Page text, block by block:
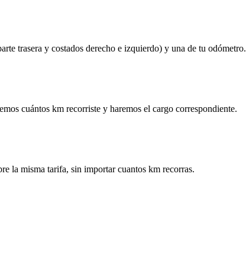
trasera y costados derecho e izquierdo) y una de tu odómetro.
cuántos km recorriste y haremos el cargo correspondiente.
la misma tarifa, sin importar cuantos km recorras.